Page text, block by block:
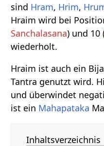
sind Hram, Hrim,
Hraim wird bei
Sanchalasana) und 10
wiederholt.
Hraim ist auch ein
Tantra genutzt wird.
und überwindet
ist ein Mahapataka
Inhaltsverzeichnis